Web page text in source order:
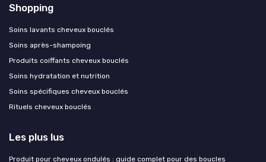
Shopping
Soins lavants cheveux bouclés
Soins après-shampoing
Produits coiffants cheveux bouclés
Soins hydratation et nutrition
Soins spécifiques cheveux bouclés
Rituels cheveux bouclés
Les plus lus
Produit pour cheveux ondulés : guide complet pour des boucles